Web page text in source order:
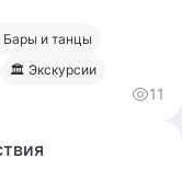
Бары и танцы
🏛 Экскурсии
11